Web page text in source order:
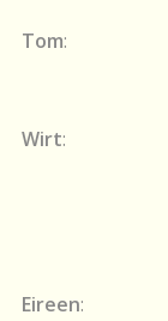
Tom:
Wirt:
Eireen: